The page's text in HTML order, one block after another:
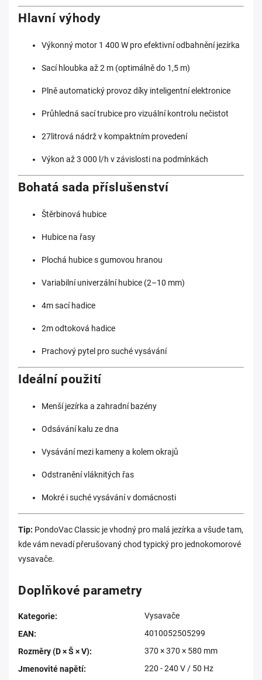
Hlavní výhody
Výkonný motor 1 400 W pro efektivní odbahnění jezírka
Sací hloubka až 2 m (optimálně do 1,5 m)
Plně automatický provoz díky inteligentní elektronice
Průhledná sací trubice pro vizuální kontrolu nečistot
27litrová nádrž v kompaktním provedení
Výkon až 3 000 l/h v závislosti na podmínkách
Bohatá sada příslušenství
Štěrbinová hubice
Hubice na řasy
Plochá hubice s gumovou hranou
Variabilní univerzální hubice (2–10 mm)
4m sací hadice
2m odtoková hadice
Prachový pytel pro suché vysávání
Ideální použití
Menší jezírka a zahradní bazény
Odsávání kalu ze dna
Vysávání mezi kameny a kolem okrajů
Odstranění vláknitých řas
Mokré i suché vysávání v domácnosti
Tip: PondoVac Classic je vhodný pro malá jezírka a všude tam,
kde vám nevadí přerušovaný chod typický pro jednokomorové
vysavače.
Doplňkové parametry
Kategorie:
Vysavače
EAN:
4010052505299
Rozměry (D × Š × V):
370 × 370 × 580 mm
Jmenovité napětí:
220 - 240 V / 50 Hz